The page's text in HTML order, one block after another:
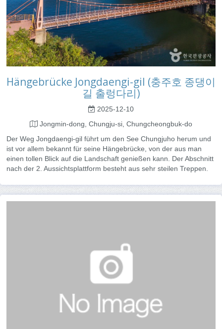
Hängebrücke Jongdaengi-gil (충주호 종댕이
길 출렁다리)
2025-12-10
Jongmin-dong, Chungju-si, Chungcheongbuk-do
Der Weg Jongdaengi-gil führt um den See Chungjuho herum und
ist vor allem bekannt für seine Hängebrücke, von der aus man
einen tollen Blick auf die Landschaft genießen kann. Der Abschnitt
nach der 2. Aussichtsplattform besteht aus sehr steilen Treppen.